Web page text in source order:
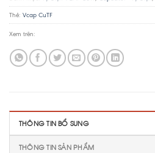
Thẻ: Vcap CuTF
Xem trên:
THÔNG TIN BỔ SUNG
THÔNG TIN SẢN PHẨM